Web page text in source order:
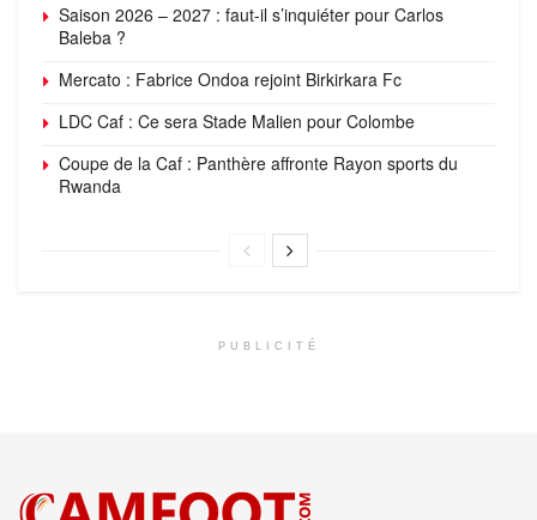
Saison 2026 – 2027 : faut-il s’inquiéter pour Carlos
Baleba ?
Mercato : Fabrice Ondoa rejoint Birkirkara Fc
LDC Caf : Ce sera Stade Malien pour Colombe
Coupe de la Caf : Panthère affronte Rayon sports du
Rwanda
PUBLICITÉ